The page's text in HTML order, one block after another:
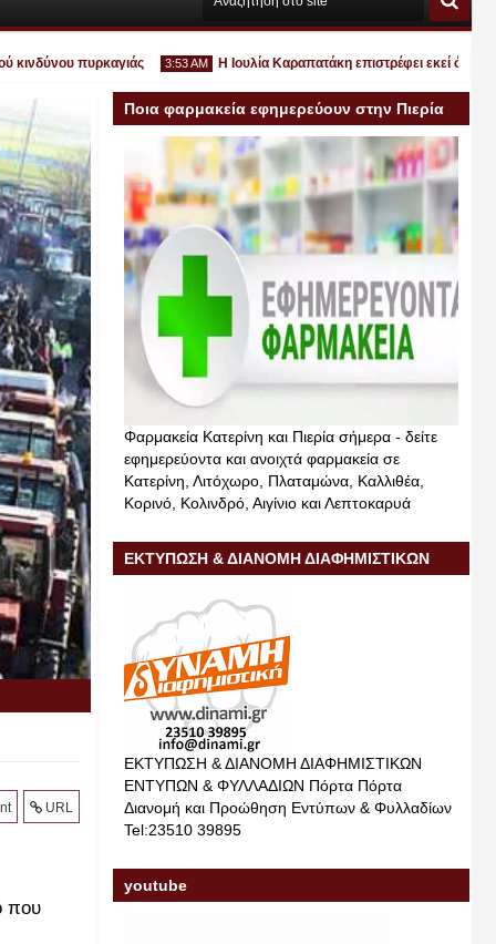
πυρκαγιάς 3:53 AM
30 Ιουλ
2026
Η Ιουλία Καραπατάκη επιστρέφει εκεί όπου
URL
που
Ποια φαρμακεία εφημερεύουν στην Πιερία
σήμερα
Φαρμακεία Κατερίνη και Πιερία σήμερα - δείτε
εφημερεύοντα και ανοιχτά φαρμακεία σε
Κατερίνη, Λιτόχωρο, Πλαταμώνα, Καλλιθέα,
Κορινό, Κολινδρό, Αιγίνιο και Λεπτοκαρυά
ΕΚΤΥΠΩΣΗ & ΔΙΑΝΟΜΗ ΔΙΑΦΗΜΙΣΤΙΚΩΝ
ΕΚΤΥΠΩΣΗ & ΔΙΑΝΟΜΗ ΔΙΑΦΗΜΙΣΤΙΚΩΝ
ΕΝΤΥΠΩΝ & ΦΥΛΛΑΔΙΩΝ Πόρτα Πόρτα
Διανομή και Προώθηση Εντύπων & Φυλλαδίων
Tel:23510 39895
youtube